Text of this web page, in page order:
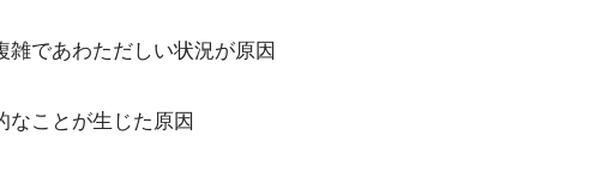
あわただしい状況が原因
ことが生じた原因